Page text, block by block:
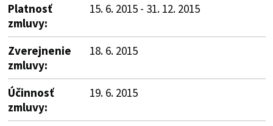
Platnosť
zmluvy:
15. 6. 2015 - 31. 12. 2015
Zverejnenie
zmluvy:
18. 6. 2015
Účinnosť
zmluvy:
19. 6. 2015